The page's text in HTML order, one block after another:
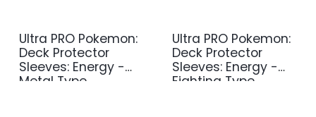
Ultra PRO Pokemon:
Deck Protector
Sleeves: Energy -
Metal Type
Ultra PRO Pokemon:
Deck Protector
Sleeves: Energy -
Fighting Type